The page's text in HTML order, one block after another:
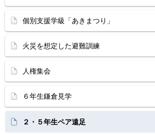
個別支援学級「あきまつり」
火災を想定した避難訓練
人権集会
６年生鎌倉見学
２・５年生ペア遠足